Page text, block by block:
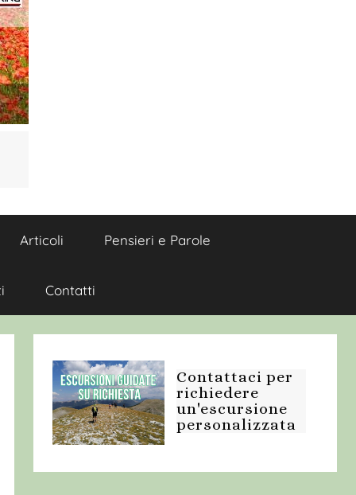
Articoli Pensieri e Parole
Contatti
Contattaci per
richiedere
un'escursione
personalizzata